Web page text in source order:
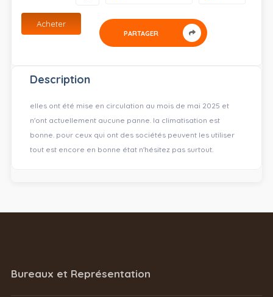
Acheter
PARTAGER
Description
elles ont été mise en circulation au mois de mai 2025 et
n'ont actuellement aucune panne. la climatisation est
bonne. pour ceux qui ont des sociétés peuvent les utiliser
tout est encore en bonne état n'hésitez pas surtout.
Bureaux et Représentation